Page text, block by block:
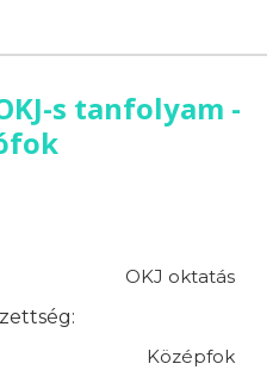
s tanfolyam -
OKJ oktatás
Középfok